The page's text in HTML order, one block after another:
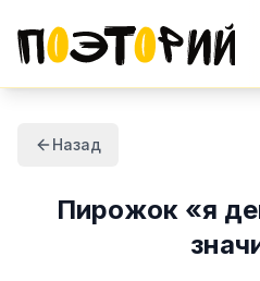
Назад
Пирожок«я